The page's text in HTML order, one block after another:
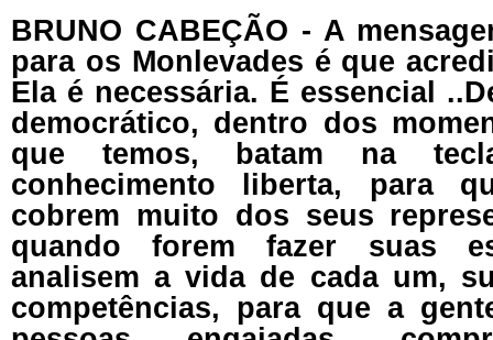
BRUNO CABEÇÃO - A
para os Monlevades é que
Ela é necessária. É essencial
democrático, dentro dos
que temos, batam na
conhecimento liberta, para
cobrem muito dos seus
quando forem fazer suas
analisem a vida de cada um,
competências, para que a